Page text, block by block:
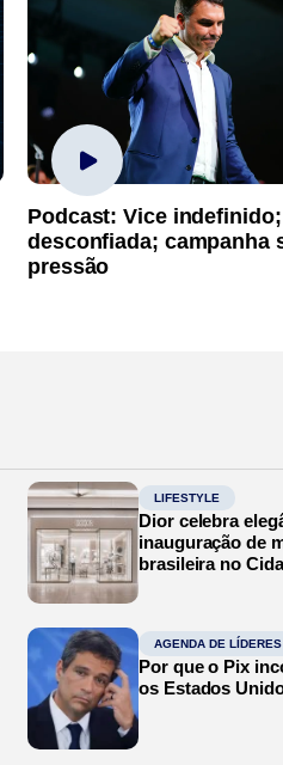
Podcast: Vice
desconfiada; campanha
pressão
LIFESTYLE
Dior celebra
inauguração de
brasileira no
AGENDA DE LÍDERES
Por que o Pix
os Estados